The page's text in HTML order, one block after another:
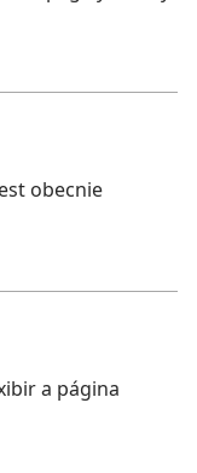
obecnie
a página